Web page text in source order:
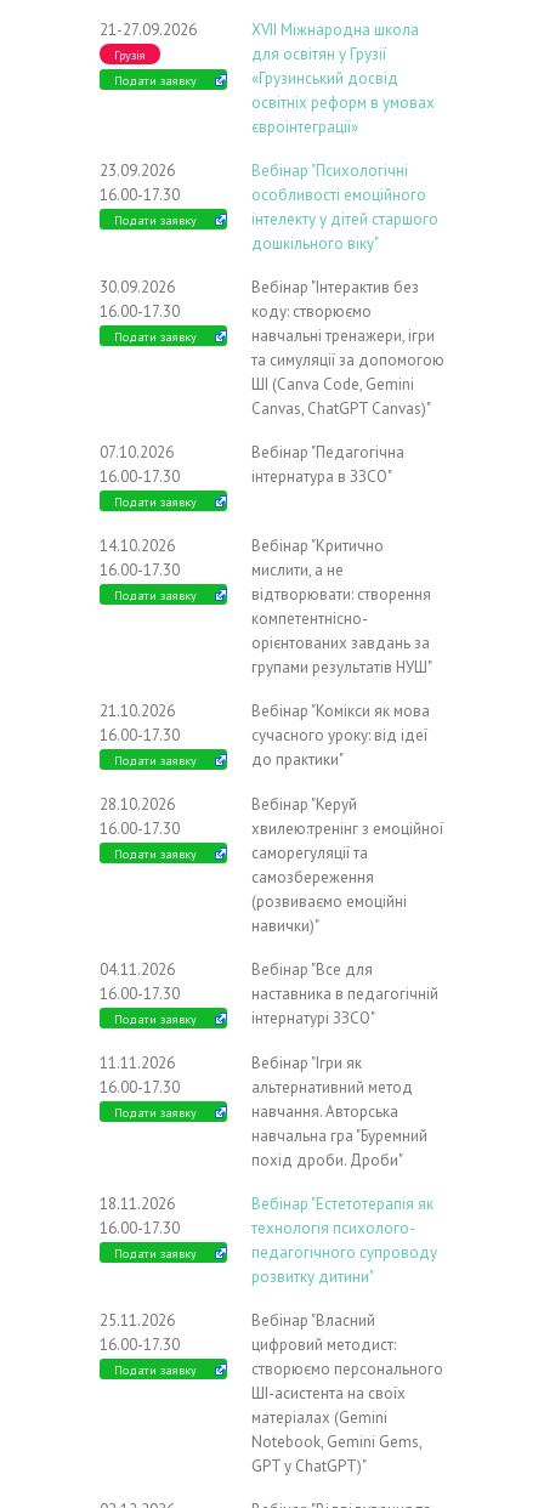
21-27.09.2026
Грузія
Подати заявку
ХVIІ Міжнародна школа
для освітян у Грузії
«Грузинський досвід
освітніх реформ в умовах
євроінтеграції»
23.09.2026
16.00-17.30
Подати заявку
Вебінар "Психологічні
особливості емоційного
інтелекту у дітей старшого
дошкільного віку"
30.09.2026
16.00-17.30
Подати заявку
Вебінар "Інтерактив без
коду: створюємо
навчальні тренажери, ігри
та симуляції за допомогою
ШІ (Canva Code, Gemini
Canvas, ChatGPT Canvas)"
07.10.2026
16.00-17.30
Подати заявку
Вебінар "Педагогічна
інтернатура в ЗЗСО"
14.10.2026
16.00-17.30
Подати заявку
Вебінар "Критично
мислити, а не
відтворювати: створення
компетентнісно-
орієнтованих завдань за
групами результатів НУШ"
21.10.2026
16.00-17.30
Подати заявку
Вебінар "Комікси як мова
сучасного уроку: від ідеї
до практики"
28.10.2026
16.00-17.30
Подати заявку
Вебінар "Керуй
хвилею:тренінг з емоційної
саморегуляції та
самозбереження
(розвиваємо емоційні
навички)"
04.11.2026
16.00-17.30
Подати заявку
Вебінар "Все для
наставника в педагогічній
інтернатурі ЗЗСО"
11.11.2026
16.00-17.30
Подати заявку
Вебінар "Ігри як
альтернативний метод
навчання. Авторська
навчальна гра "Буремний
похід дроби. Дроби"
18.11.2026
16.00-17.30
Подати заявку
Вебінар "Естетотерапія як
технологія психолого-
педагогічного супроводу
розвитку дитини"
25.11.2026
16.00-17.30
Подати заявку
Вебінар "Власний
цифровий методист:
створюємо персонального
ШІ-асистента на своїх
матеріалах (Gemini
Notebook, Gemini Gems,
GPT у ChatGPT)"